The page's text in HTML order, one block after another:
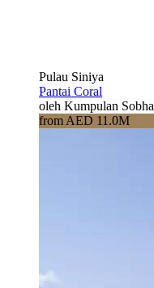
Pulau Siniya
Pantai Coral
oleh Kumpulan Sobha
from AED 11.0M